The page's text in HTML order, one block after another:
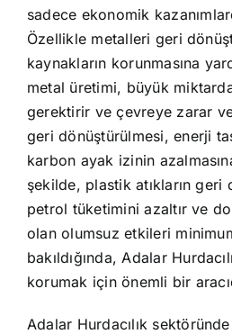
sadece ekonomik
Özellikle metalleri geri
kaynakların korunmasına
metal üretimi, büyük
gerektirir ve çevreye zarar
geri dönüştürülmesi, enerji
karbon ayak izinin
şekilde, plastik atıkların geri
petrol tüketimini azaltır ve
olan olumsuz etkileri
bakıldığında, Adalar
korumak için önemli bir
Adalar Hurdacılık sektöründe